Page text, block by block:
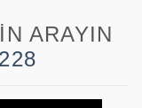
ARAYIN